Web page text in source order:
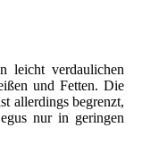
leicht verdaulichen
und Fetten. Die
allerdings begrenzt,
nur in geringen